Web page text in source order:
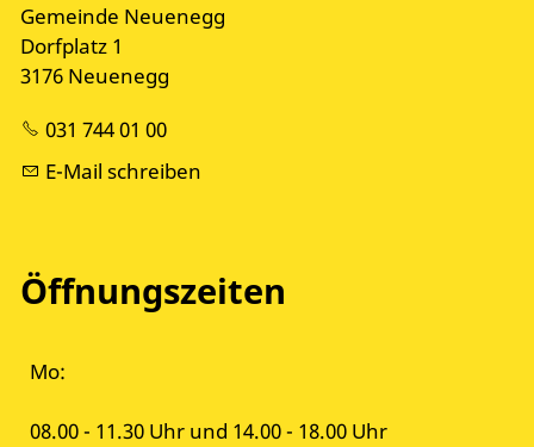
Gemeinde Neuenegg
Dorfplatz 1
3176 Neuenegg
031 744 01 00
E-Mail schreiben
Öffnungszeiten
Mo:
08.00 - 11.30 Uhr und 14.00 - 18.00 Uhr